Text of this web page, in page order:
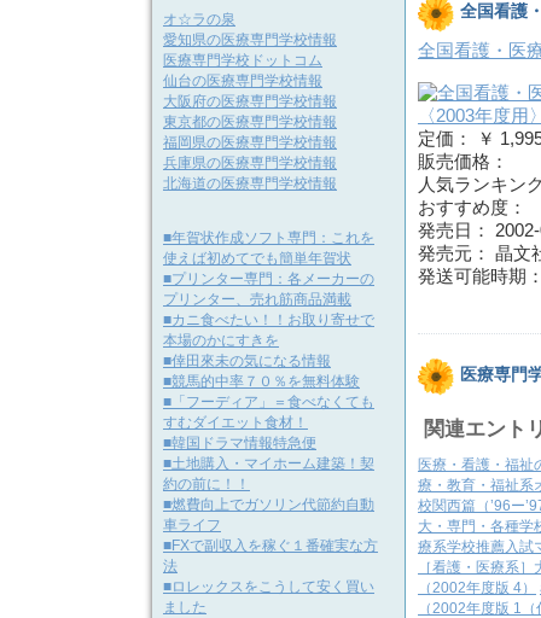
全国看護
全国看護・医
定価： ￥
販売価格：
人気ランキン
おすすめ度：
発売日：
発売元： 晶文
発送可能時期
医療専門
関連エント
医療・看護・福祉
療・教育・福祉系
校関西篇（’96ー
大・専門・各種学
療系学校推薦入試
［看護・医療系
（2002年度版 4）
（2002年度版 1
オ☆ラの泉
愛知県の医療専門学校情報
医療専門学校ドットコム
仙台の医療専門学校情報
大阪府の医療専門学校情報
東京都の医療専門学校情報
福岡県の医療専門学校情報
兵庫県の医療専門学校情報
北海道の医療専門学校情報
■年賀状作成ソフト専門：これを
使えば初めてでも簡単年賀状
■プリンター専門：各メーカーの
プリンター、売れ筋商品満載
■カニ食べたい！！お取り寄せで
本場のかにすきを
■倖田來未の気になる情報
■競馬的中率７０％を無料体験
■「フーディア」＝食べなくても
すむダイエット食材！
■韓国ドラマ情報特急便
■土地購入・マイホーム建築！契
約の前に！！
■燃費向上でガソリン代節約自動
車ライフ
■FXで副収入を稼ぐ１番確実な方
法
■ロレックスをこうして安く買い
ました